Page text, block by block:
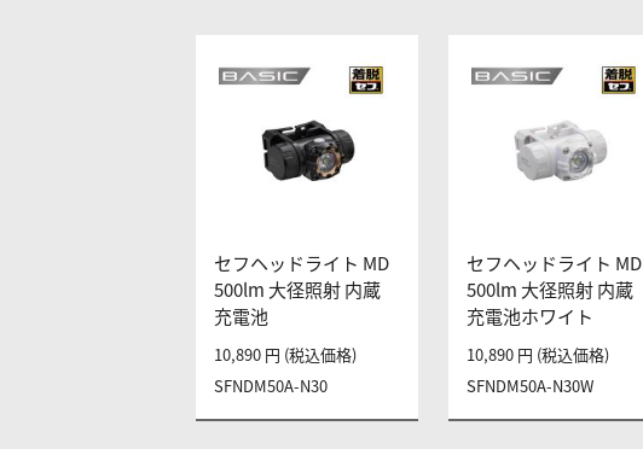
セフヘッドライト MD
500lm 大径照射 内蔵
充電池
SFNDM50A-N30
10,890 円 (税込価格)
セフヘッドライト MD
500lm 大径照射 内蔵
充電池ホワイト
SFNDM50A-N30W
10,890 円 (税込価格)